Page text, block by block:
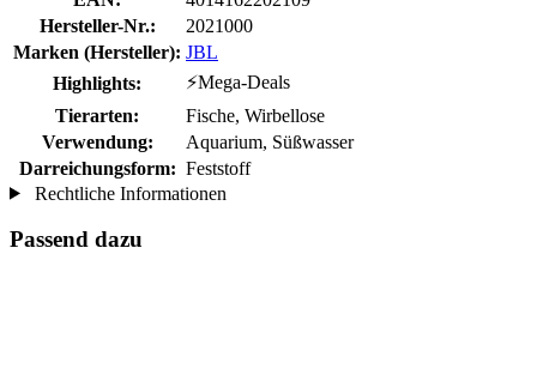
Hersteller-Nr.:
2021000
Marken (Hersteller): JBL
Highlights:
⚡Mega-Deals
Tierarten:
Fische, Wirbellose
Verwendung:
Aquarium, Süßwasser
Darreichungsform: Feststoff
Rechtliche Informationen
Passend dazu